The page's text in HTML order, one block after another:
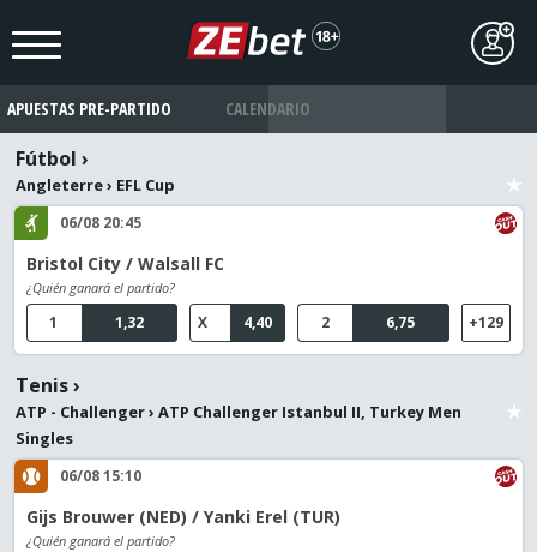
APUESTAS PRE-PARTIDO CALENDARIO
Fútbol ›
Angleterre› EFL Cup
06/08 20:45
Bristol City / Walsall FC
¿Quién ganará el partido?
1,32
1 4,40
X 6,75
2 +129
Tenis›
ATP - Challenger› ATP Challenger Istanbul II, Turkey Men
Singles
06/08 15:10
Gijs Brouwer (NED) / Yanki Erel (TUR)
¿Quién ganará el partido?